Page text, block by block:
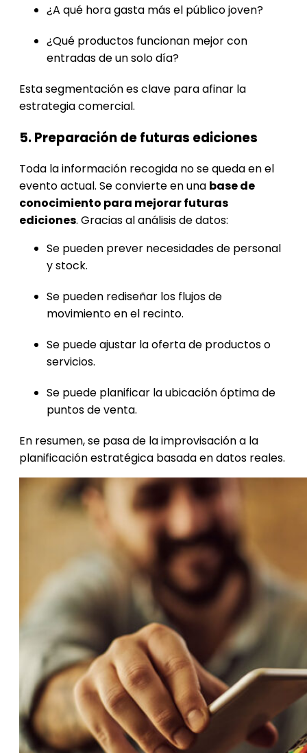
¿A qué hora gasta más el público joven?
¿Qué productos funcionan mejor con
entradas de un solo día?
Esta segmentación es clave para afinar la
estrategia comercial.
5. Preparación de futuras ediciones
Toda la información recogida no se queda en el
evento actual. Se convierte en una base de
conocimiento para mejorar futuras
ediciones. Gracias al análisis de datos:
Se pueden prever necesidades de personal
y stock.
Se pueden rediseñar los flujos de
movimiento en el recinto.
Se puede ajustar la oferta de productos o
servicios.
Se puede planificar la ubicación óptima de
puntos de venta.
En resumen, se pasa de la improvisación a la
planificación estratégica basada en datos reales.